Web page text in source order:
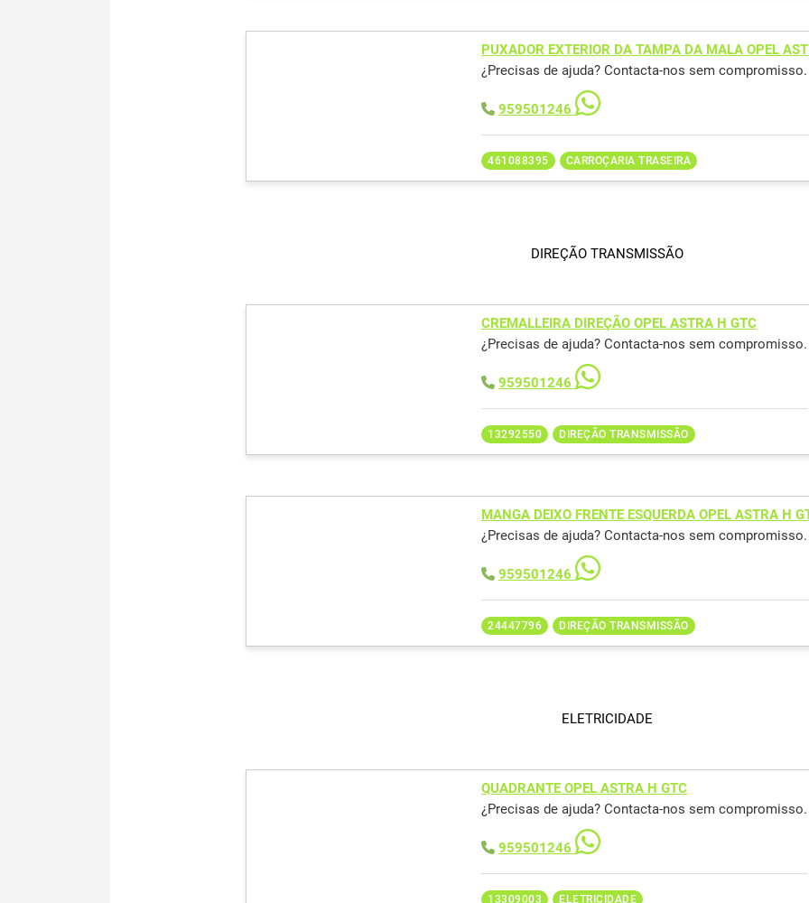
PUXADOR EXTERIOR DA TAMPA DA MALA OPEL
¿Precisas de ajuda? Contacta-nos sem compromisso.
959501246
461088395 CARROÇARIA TRASEIRA
DIREÇÃO TRANSMISSÃO
CREMALLEIRA DIREÇÃO OPEL ASTRA H GTC
¿Precisas de ajuda? Contacta-nos sem compromisso.
959501246
13292550 DIREÇÃO TRANSMISSÃO
MANGA DEIXO FRENTE ESQUERDA OPEL ASTRA H
¿Precisas de ajuda? Contacta-nos sem compromisso.
959501246
24447796 DIREÇÃO TRANSMISSÃO
ELETRICIDADE
QUADRANTE OPEL ASTRA H GTC
¿Precisas de ajuda? Contacta-nos sem compromisso.
959501246
13309003 ELETRICIDADE